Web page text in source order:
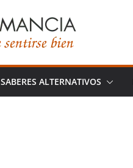
SABERES ALTERNATIVOS